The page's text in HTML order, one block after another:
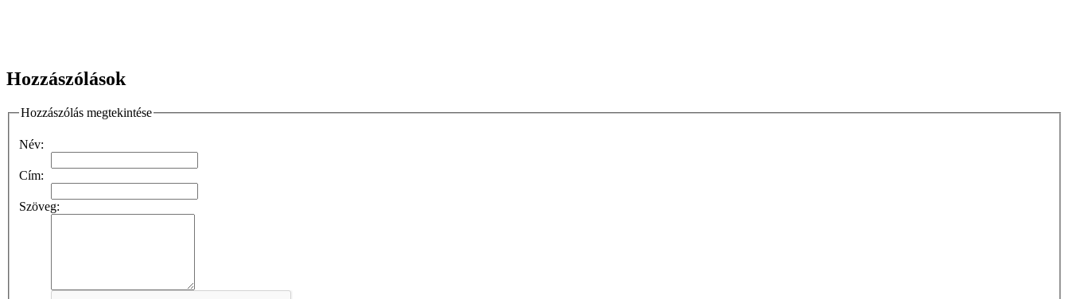
Hozzászólások
Hozzászólás megtekintése
Név:
Cím:
Szöveg: